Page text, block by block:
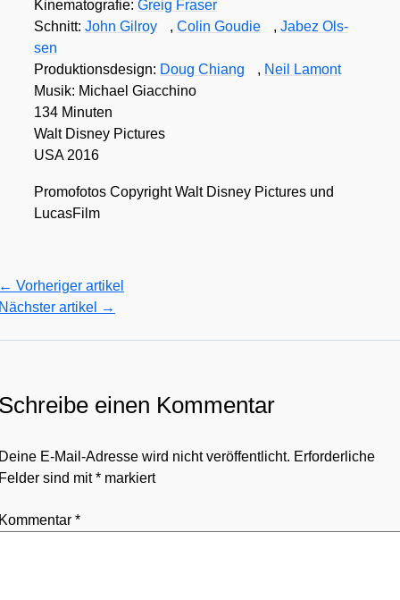
Kine­ma­to­gra­fie: Greig Fraser
Schnitt: John Gil­roy , Colin Gou­die , Jabez Ols­
sen
Pro­duk­ti­ons­de­sign: Doug Chiang , Neil Lamont
Musik: Micha­el Giac­chi­no
134 Minu­ten
Walt Dis­ney Pic­tures
USA 2016
Pro­mo­fo­tos Copy­right Walt Dis­ney Pic­tures und
Lucas­Film
Vorheriger artikel
artikel
→
einen Kommentar
E-Mail-Adresse wird nicht veröffentlicht. Erforderliche
sind mit* markiert
*